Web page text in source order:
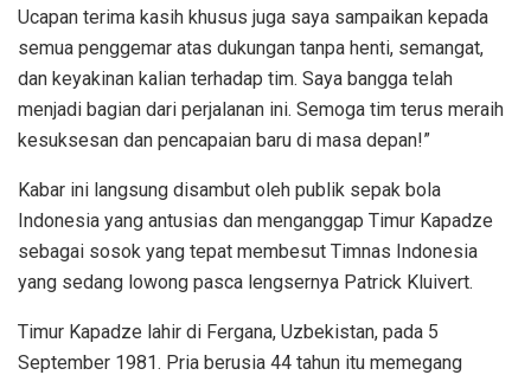
Ucapan terima kasih khusus juga saya sampaikan kepada
semua penggemar atas dukungan tanpa henti, semangat,
dan keyakinan kalian terhadap tim. Saya bangga telah
menjadi bagian dari perjalanan ini. Semoga tim terus meraih
kesuksesan dan pencapaian baru di masa depan!”
Kabar ini langsung disambut oleh publik sepak bola
Indonesia yang antusias dan menganggap Timur Kapadze
sebagai sosok yang tepat membesut Timnas Indonesia
yang sedang lowong pasca lengsernya Patrick Kluivert.
Timur Kapadze lahir di Fergana, Uzbekistan, pada 5
September 1981. Pria berusia 44 tahun itu memegang